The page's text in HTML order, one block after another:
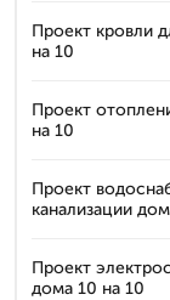
Проект кровли
на 10
Проект
на 10
Проект
канализации
Проект
дома 10 на 10